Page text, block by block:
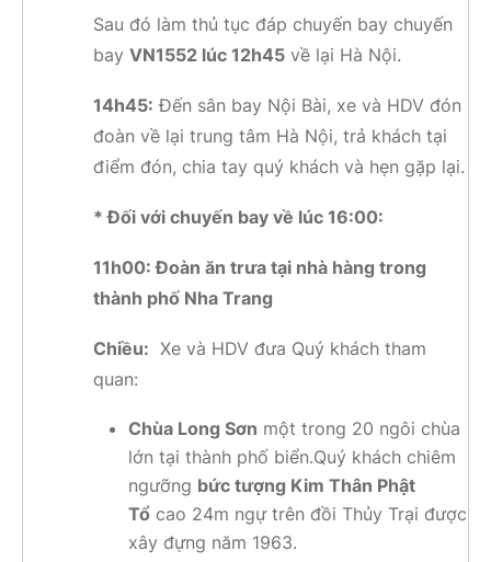
Sau đó làm thủ tục đáp chuyến bay chuyến
bay VN1552 lúc 12h45 về lại Hà Nội.
14h45: Đến sân bay Nội Bài, xe và HDV đón
đoàn về lại trung tâm Hà Nội, trả khách tại
điểm đón, chia tay quý khách và hẹn gặp lại.
* Đối với chuyến bay về lúc 16:00:
11h00: Đoàn ăn trưa tại nhà hàng trong
thành phố Nha Trang
Chiều: Xe và HDV đưa Quý khách tham
quan:
Chùa Long Sơn một trong 20 ngôi chùa
lớn tại thành phố biển.Quý khách chiêm
ngưỡng bức tượng Kim Thân Phật
Tổ cao 24m ngự trên đồi Thủy Trại được
xây đựng năm 1963.